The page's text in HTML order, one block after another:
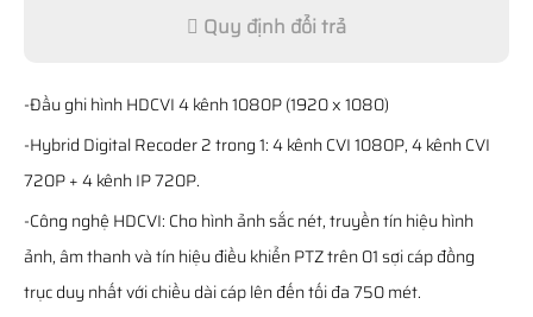
Quy định đổi trả
-Đầu ghi hình HDCVI 4 kênh 1080P (1920 x 1080)
-Hybrid Digital Recoder 2 trong 1: 4 kênh CVI 1080P, 4 kênh CVI
720P + 4 kênh IP 720P.
-Công nghệ HDCVI: Cho hình ảnh sắc nét, truyền tín hiệu hình
ảnh, âm thanh và tín hiệu điều khiển PTZ trên 01 sợi cáp đồng
trục duy nhất với chiều dài cáp lên đến tối đa 750 mét.